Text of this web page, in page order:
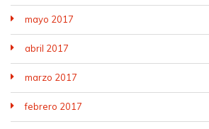
mayo 2017
abril 2017
marzo 2017
febrero 2017